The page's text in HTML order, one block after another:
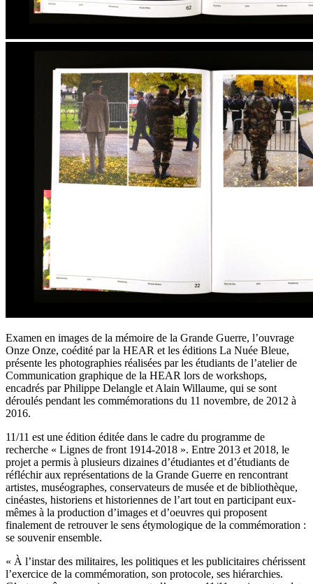
Examen en images de la mémoire de la Grande Guerre, l’ouvrage
Onze Onze, coédité par la HEAR et les éditions La Nuée Bleue,
présente les photographies réalisées par les étudiants de l’atelier de
Communication graphique de la HEAR lors de workshops,
encadrés par Philippe Delangle et Alain Willaume, qui se sont
déroulés pendant les commémorations du 11 novembre, de 2012 à
2016.
11/11 est une édition éditée dans le cadre du programme de
recherche « Lignes de front 1914-2018 ». Entre 2013 et 2018, le
projet a permis à plusieurs dizaines d’étudiantes et d’étudiants de
réfléchir aux représentations de la Grande Guerre en rencontrant
artistes, muséographes, conservateurs de musée et de bibliothèque,
cinéastes, historiens et historiennes de l’art tout en participant eux-
mêmes à la production d’images et d’oeuvres qui proposent
finalement de retrouver le sens étymologique de la commémoration :
se souvenir ensemble.
« À l’instar des militaires, les politiques et les publicitaires chérissent
l’exercice de la commémoration, son protocole, ses hiérarchies.